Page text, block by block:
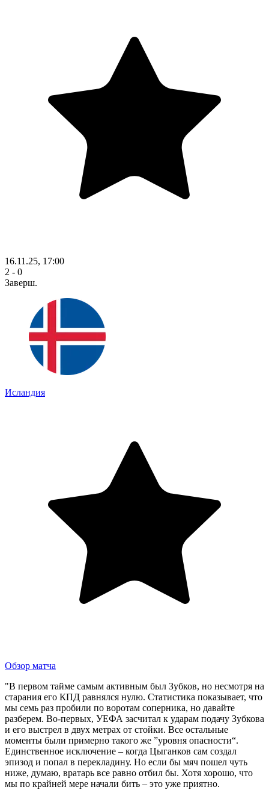
16.11.25, 17:00
2 - 0
Заверш.
Исландия
Обзор матча
"В первом тайме самым активным был Зубков, но несмотря на
старания его КПД равнялся нулю. Статистика показывает, что
мы семь раз пробили по воротам соперника, но давайте
разберем. Во-первых, УЕФА засчитал к ударам подачу Зубкова
и его выстрел в двух метрах от стойки. Все остальные
моменты были примерно такого же ”уровня опасности“.
Единственное исключение – когда Цыганков сам создал
эпизод и попал в перекладину. Но если бы мяч пошел чуть
ниже, думаю, вратарь все равно отбил бы. Хотя хорошо, что
мы по крайней мере начали бить – это уже приятно.